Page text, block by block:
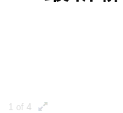
1 of 4